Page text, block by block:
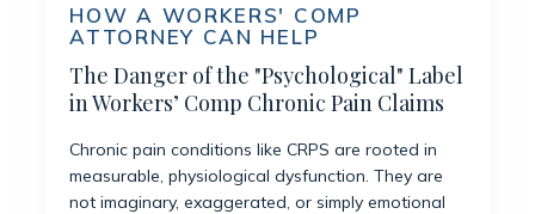
HOW A WORKERS' COMP
ATTORNEY CAN HELP
The Danger of the "Psychological" Label
in Workers’ Comp Chronic Pain Claims
Chronic pain conditions like CRPS are rooted in
measurable, physiological dysfunction. They are
not imaginary, exaggerated, or simply emotional